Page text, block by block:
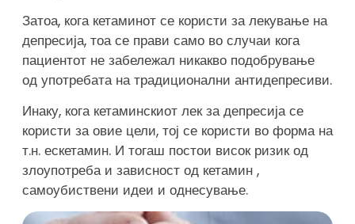
Затоа, кога кетаминот се користи за лекување на
депресија, тоа се прави само во случаи кога
пациентот не забележал никакво подобрување
од употребата на традиционални антидепресиви.
Инаку, кога кетаминскиот лек за депресија се
користи за овие цели, тој се користи во форма на
т.н. ескетамин. И тогаш постои висок ризик од
злоупотреба и зависност од кетамин ,
самоубиствени идеи и однесување.